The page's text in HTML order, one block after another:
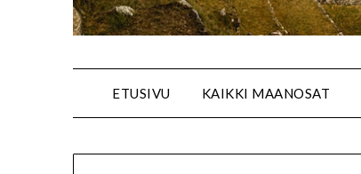
ETUSIVU KAIKKI MAANOSAT